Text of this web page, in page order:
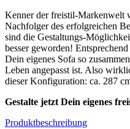
Kenner der freistil-Markenwelt
Nachfolger des erfolgreichen
sind die Gestaltungs-
besser geworden!
Dein eigenes Sofa so
Leben angepasst ist. Also
dieser Konfiguration: ca. 287
Gestalte jetzt Dein eigenes
Produktbeschreibung